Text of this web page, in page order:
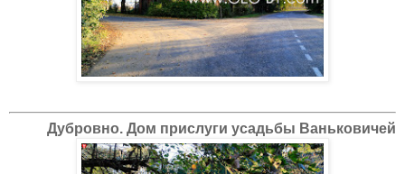
Дубровно. Дом прислуги усадьбы Ваньковичей